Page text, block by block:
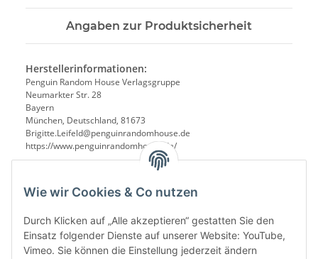
Wie wir Cookies & Co nutzen
Durch Klicken auf „Alle akzeptieren“ gestatten Sie den
Einsatz folgender Dienste auf unserer Website: YouTube,
Vimeo. Sie können die Einstellung jederzeit ändern
Angaben zur Produktsicherheit
Herstellerinformationen:
Penguin Random House Verlagsgruppe
Neumarkter Str. 28
Bayern
München, Deutschland, 81673
Brigitte.Leifeld@penguinrandomhouse.de
https://www.penguinrandomhouse.de/